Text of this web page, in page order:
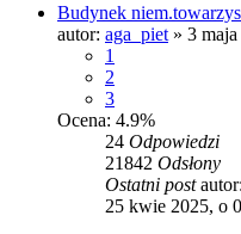
Budynek
autor: aga_piet » 3
1
2
3
Ocena: 4.9%
24 Odpowiedzi
21842 Odsłony
Ostatni postautor:
25 kwie 2025, o